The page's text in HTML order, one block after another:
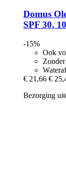
Domus
SPF 30,
-15%
Ook
€ 21,66 €
Bezorging